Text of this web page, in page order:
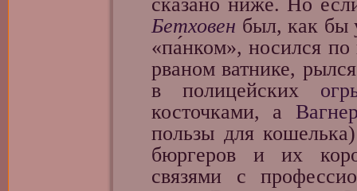
Бетховен был, как бы
«па́нком», носился
рваном ватнике,
в полицейских
косточками, а
пользы для
бюргеров и их
связями с